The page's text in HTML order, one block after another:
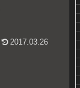
2017.03.26